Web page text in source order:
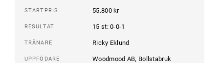
STARTPRIS 55.800 kr
RESULTAT 15 st: 0-0-1
TRÄNARE Ricky Eklund
UPPFÖDARE Woodmood AB, Bollstabruk